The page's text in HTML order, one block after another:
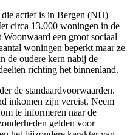
die actief is in Bergen (NH)
circa 13.000 woningen in de
een groot sociaal
woningen beperkt maar ze
de oudere kern nabij de
richting het binnenland.
de standaardvoorwaarden.
inkomen zijn vereist. Neem
te informeren naar de
gelden voor